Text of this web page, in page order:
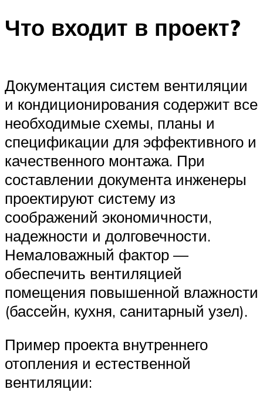
Что входит в проект?
Документация систем вентиляции
и кондиционирования содержит все
необходимые схемы, планы и
спецификации для эффективного и
качественного монтажа. При
составлении документа инженеры
проектируют систему из
соображений экономичности,
надежности и долговечности.
Немаловажный фактор —
обеспечить вентиляцией
помещения повышенной влажности
(бассейн, кухня, санитарный узел).
Пример проекта внутреннего
отопления и естественной
вентиляции: